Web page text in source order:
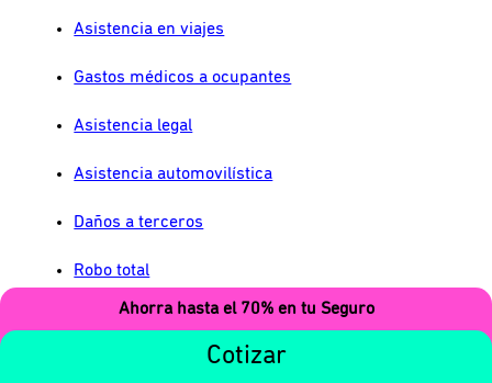
Ahorra hasta el 70% en tu Seguro
Cotizar
Asistencia en viajes
Gastos médicos a ocupantes
Asistencia legal
Asistencia automovilística
Daños a terceros
Robo total
Además, si adquieres nuestro Plan amplio, te
daños materiales